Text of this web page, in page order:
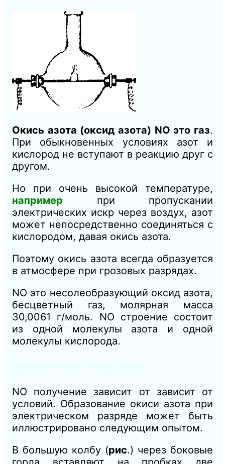
Окись азота (оксид азота) NO это газ.
При обыкновенных условиях азот и
кислород не вступают в реакцию друг с
другом.
Но при очень высокой температуре,
например при пропускании
электрических искр через воздух, азот
может непосредственно соединяться с
кислородом, давая окись азота.
Поэтому окись азота всегда образуется
в атмосфере при грозовых разрядах.
NO это несолеобразующий оксид азота,
бесцветный газ, молярная масса
30,0061 г/моль. NO строение состоит
из одной молекулы азота и одной
молекулы кислорода.
NO получение зависит от зависит от
условий. Образование окиси азота при
электрическом разряде может быть
иллюстрировано следующим опытом.
В большую колбу (рис.) через боковые